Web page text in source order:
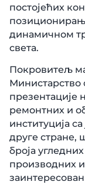
постојећих
динамичном
света.
Покровитељ
Министарство
презентације
ремонтних и
институција
друге стране,
броја
производних